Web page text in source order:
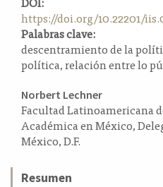
a
l
a
t
e
r
a
l
https://doi.org/10.22201/
Palabras clave:
descentramiento de la
política, relación entre lo
Contenido
principal
del
artículo
Norbert Lechner
Facultad Latinoamericana
Académica en México,
México, D.F.
Resumen